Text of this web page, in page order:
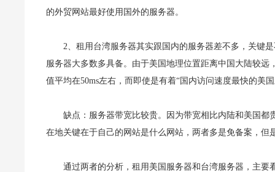
的外贸网站最好使用国外的服务器。
2、租用台湾服务器其实跟国内的服务器差不多，关键
服务器大多数多具备。由于美国地理位置距离中国大陆较
值平均在50ms左右，而即使是有着“国内访问速度最快的美
缺点：服务器带宽比较贵。因为带宽相比内陆和美国
在地关键在于自己的网站是什么网站，两者多是免备案，但
通过两者的分析，租用美国服务器和台湾服务器，主